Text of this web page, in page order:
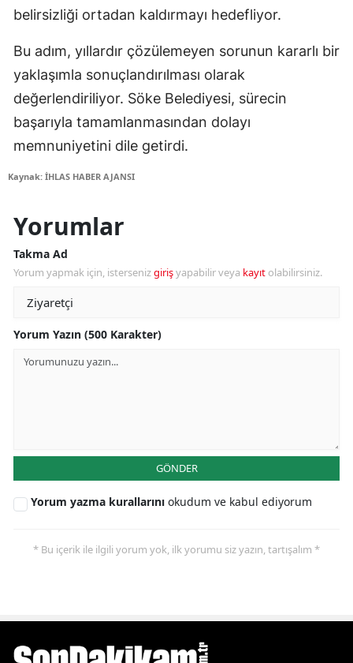
belirsizliği ortadan kaldırmayı hedefliyor.
Bu adım, yıllardır çözülemeyen sorunun kararlı bir
yaklaşımla sonuçlandırılması olarak
değerlendiriliyor. Söke Belediyesi, sürecin
başarıyla tamamlanmasından dolayı
memnuniyetini dile getirdi.
Kaynak: İHLAS HABER AJANSI
Yorumlar
Takma Ad
Yorum yapmak için, istersenizgirişyapabilir veya kayıt olabilirsiniz.
Yorum Yazın (500 Karakter)
GÖNDER
Yorum yazma kurallarını okudum ve kabul ediyorum
* Bu içerik ile ilgili yorum yok, ilk yorumu siz yazın, tartışalım *